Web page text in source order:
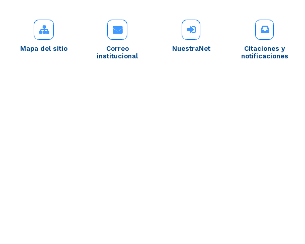
Mapa del sitio
Correo
institucional
NuestraNet
Citaciones y
notificaciones